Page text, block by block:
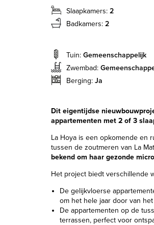
Slaapkamers: 2
Badkamers: 2
Tuin: Gemeenschappelijk
Zwembad:
Berging: Ja
Dit eigentijdse
appartementen met 2 of 3
La Hoya is een opkomende en
tussen de zoutmeren van La
bekend om haar gezonde
Het project biedt verschillende
De gelijkvloerse
om het hele jaar door van
De appartementen op de
terrassen, perfect voor